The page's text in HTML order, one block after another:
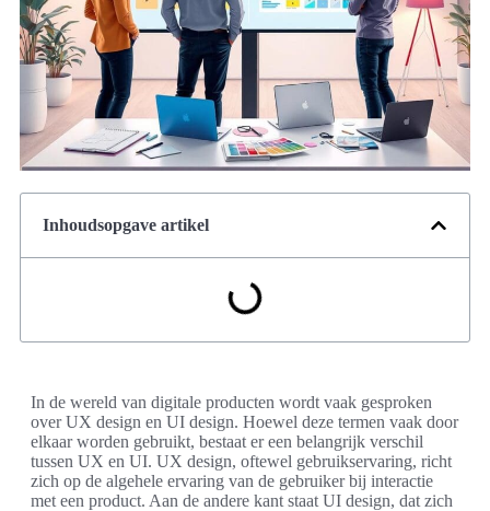
Inhoudsopgave artikel
In de wereld van digitale producten wordt vaak gesproken
over UX design en UI design. Hoewel deze termen vaak door
elkaar worden gebruikt, bestaat er een belangrijk verschil
tussen UX en UI. UX design, oftewel gebruikservaring, richt
zich op de algehele ervaring van de gebruiker bij interactie
met een product. Aan de andere kant staat UI design, dat zich